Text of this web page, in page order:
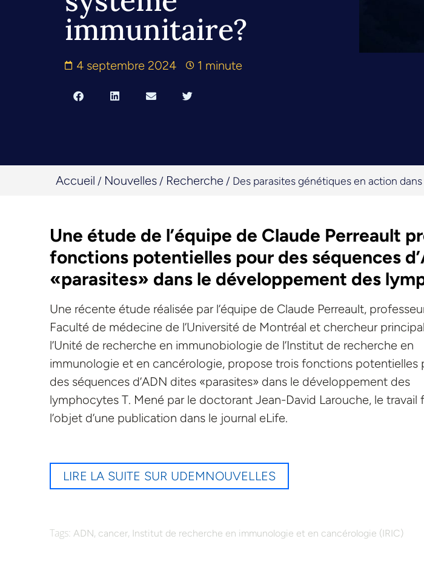
immunitaire?
4 septembre 2024 1 minute
Accueil / Nouvelles / Recherche / Des parasites génétiques en action
Une étude de l’équipe de Claude Perreault
fonctions potentielles pour des séquences
«parasites» dans le développement des
Une récente étude réalisée par l’équipe de Claude Perreault,
Faculté de médecine de l’Université de Montréal et chercheur
l’Unité de recherche en immunobiologie de l’Institut de recherche en
immunologie et en cancérologie, propose trois fonctions potentielles
des séquences d’ADN dites «parasites» dans le développement des
lymphocytes T. Mené par le doctorant Jean-David Larouche, le travail
l’objet d’une publication dans le journal eLife.
LIRE LA SUITE SUR UDEMNOUVELLES
Tags: ADN, cancer, Institut de recherche en immunologie et en cancérologie (IRIC)